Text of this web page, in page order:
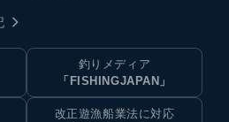
釣りメディア
「FISHINGJAPAN」
改正遊漁船業法に対応